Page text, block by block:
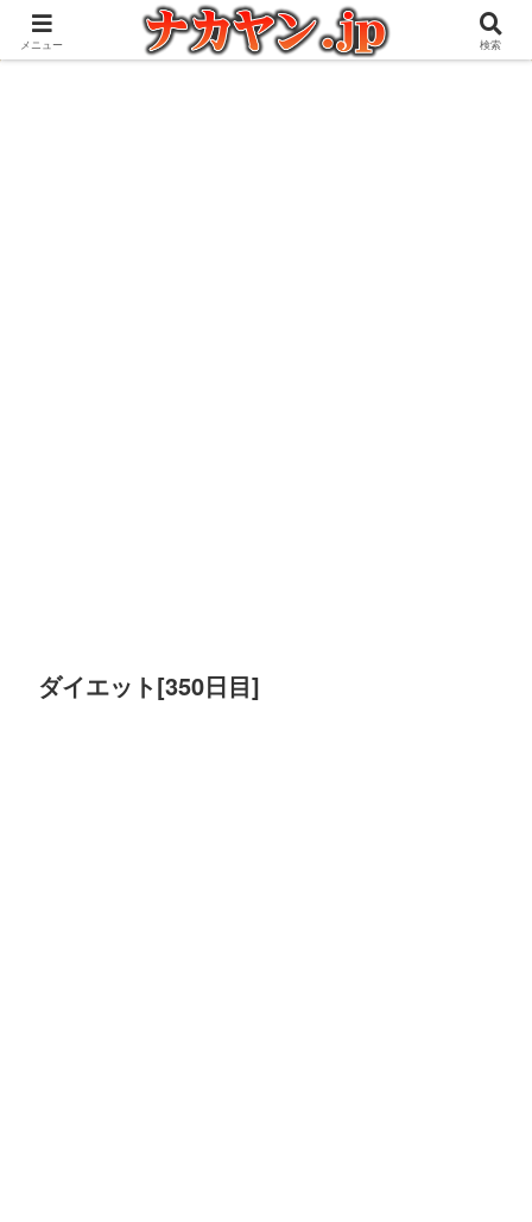
アウトドアとガジェット好きな管理人の愉快な日々を綴るブログ
ダイエット[350日目]
メニュー 検索